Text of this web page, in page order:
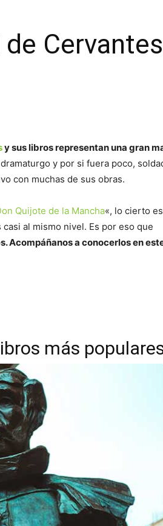
y sus libros representan una gran
y por si fuera poco,
con muchas de sus obras.
Quijote de la Mancha«, lo cierto
al mismo nivel. Es por eso que
Acompáñanos a conocerlos en
más